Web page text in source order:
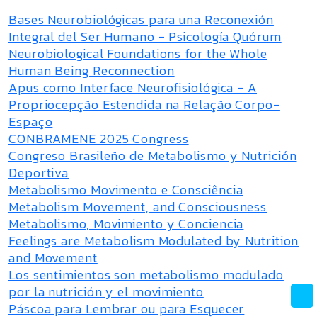
Bases Neurobiológicas para una Reconexión
Integral del Ser Humano - Psicología Quórum
Neurobiological Foundations for the Whole
Human Being Reconnection
Apus como Interface Neurofisiológica - A
Propriocepção Estendida na Relação Corpo-
Espaço
CONBRAMENE 2025 Congress
Congreso Brasileño de Metabolismo y Nutrición
Deportiva
Metabolismo Movimento e Consciência
Metabolism Movement, and Consciousness
Metabolismo, Movimiento y Conciencia
Feelings are Metabolism Modulated by Nutrition
and Movement
Los sentimientos son metabolismo modulado
por la nutrición y el movimiento
Páscoa para Lembrar ou para Esquecer